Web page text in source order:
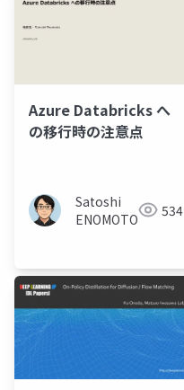
Azure Databricks へ
の移行時の注意点
Satoshi
ENOMOTO
534